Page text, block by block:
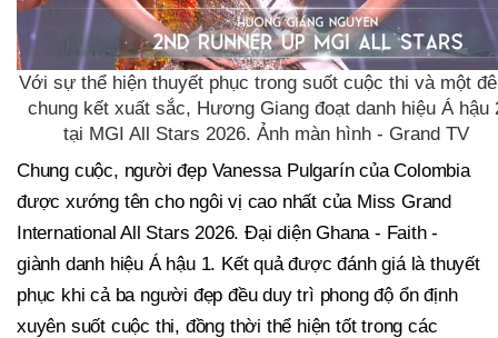
Với sự thể hiện thuyết phục trong suốt cuộc thi và một
chung kết xuất sắc, Hương Giang đoạt danh hiệu Á hậu
tại MGI All Stars 2026. Ảnh màn hình - Grand TV
Chung cuộc, người đẹp Vanessa Pulgarín của Colombia
được xướng tên cho ngôi vị cao nhất của Miss Grand
International All Stars 2026. Đại diện Ghana - Faith -
giành danh hiệu Á hậu 1. Kết quả được đánh giá là thuyết
phục khi cả ba người đẹp đều duy trì phong độ ổn định
xuyên suốt cuộc thi, đồng thời thể hiện tốt trong các